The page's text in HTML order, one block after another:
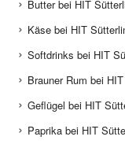
Butter bei HIT
Käse bei HIT
Softdrinks bei HIT
Brauner Rum bei
Geflügel bei HIT
Paprika bei HIT